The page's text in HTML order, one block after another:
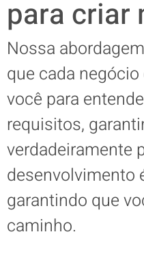
para criar
Nossa
que cada
você para
requisitos,
verdadeiramente
desenvolvimento
garantindo que
caminho.